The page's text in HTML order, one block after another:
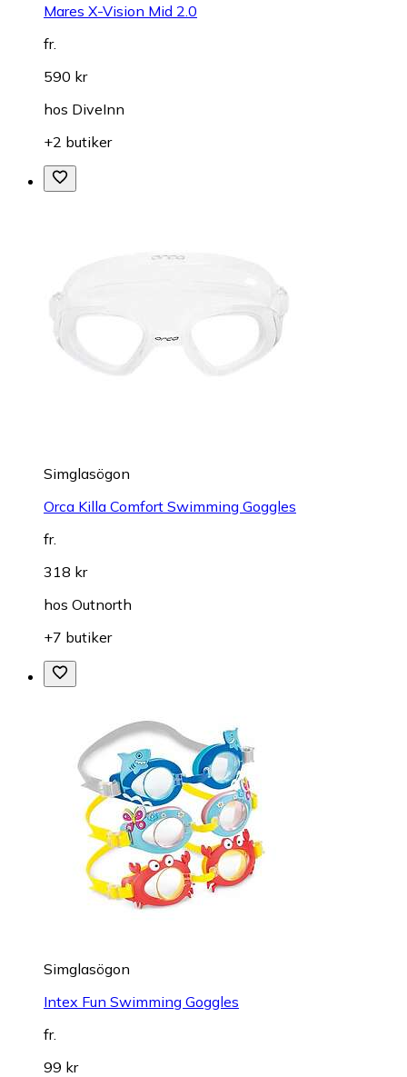
Mares X-Vision Mid 2.0
fr.
590 kr
hos DiveInn
+2 butiker
Simglasögon
Orca Killa Comfort Swimming Goggles
fr.
318 kr
hos Outnorth
+7 butiker
Simglasögon
Intex Fun Swimming Goggles
fr.
99 kr